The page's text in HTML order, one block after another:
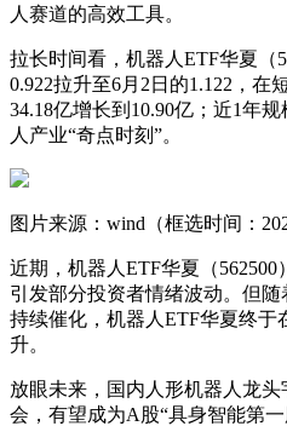
人赛道的高效工具。
拉长时间看，机器人ETF华夏（
0.922拉升至6月2日的1.122，在
34.18亿增长到10.90亿；近1年
人产业“奇点时刻”。
图片来源：wind（框选时间：
近期，机器人ETF华夏（
引发部分投资者情绪波动。但
持续催化，机器人ETF华夏终于
升。
放眼未来，国内人形机器人龙
会，有望成为A股“具身智能第